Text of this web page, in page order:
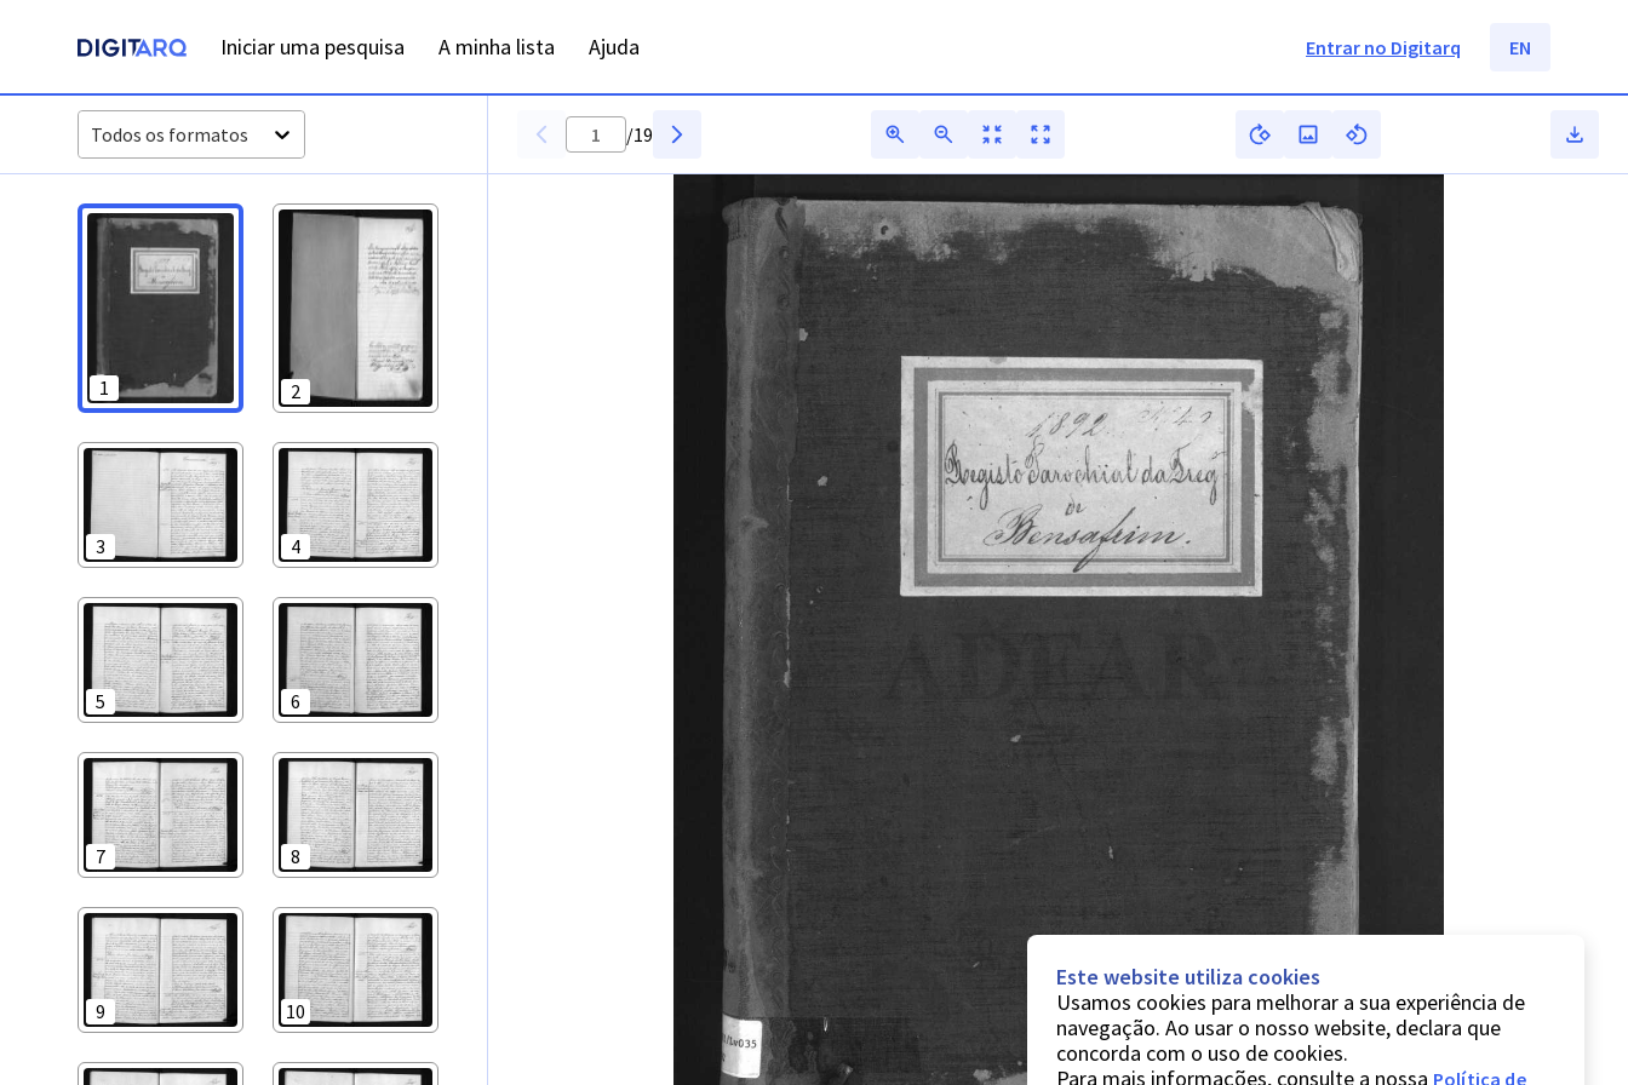
Iniciar uma pesquisa A minha lista Ajuda Entrar no Digitarq EN
Todos os formatos
1 2
3 4
5 6
7 8
9 10
/19
Este website utiliza cookies
Usamos cookies para melhorar a sua experiência de
navegação. Ao usar o nosso website, declara que
concorda com o uso de cookies.
Para mais informações, consulte a nossa Política de